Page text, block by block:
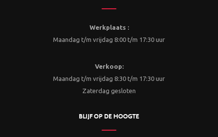
Werkplaats :
Maandag t/m vrijdag 8:00 t/m 17:30 uur
Verkoop:
Maandag t/m vrijdag 8:30 t/m 17:30 uur
Zaterdag gesloten
BLIJF OP DE HOOGTE